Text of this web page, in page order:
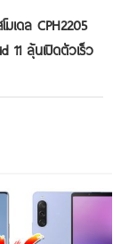
มเดล CPH2205
ลุ้นเปิดตัวเร็ว